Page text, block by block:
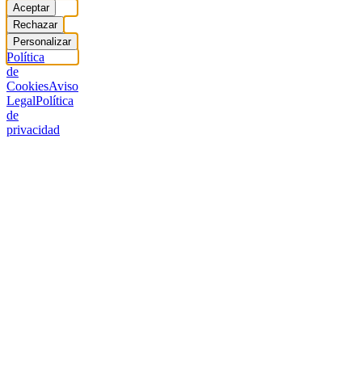
Aceptar
Rechazar
Personalizar
Política
de
CookiesAviso
LegalPolítica
de
privacidad